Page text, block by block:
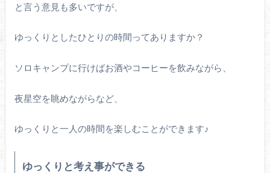
と言う意見も多いですが、
ゆっくりとしたひとりの時間ってありますか？
ソロキャンプに行けばお酒やコーヒーを飲みながら、
夜星空を眺めながらなど、
ゆっくりと一人の時間を楽しむことができます♪
ゆっくりと考え事ができる